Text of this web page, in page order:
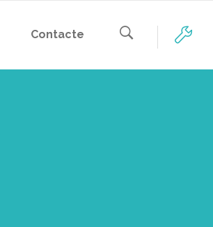
Contacte